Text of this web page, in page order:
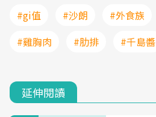
#gi值 #沙朗 #外食族
#雞胸肉
#肋排 #千島醬
延伸閱讀